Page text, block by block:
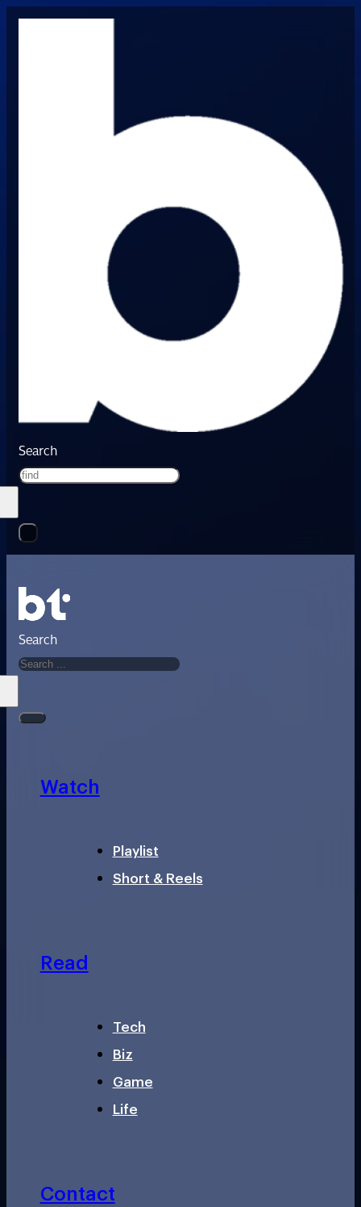
Search
Search
Watch
Playlist
Short & Reels
Read
Tech
Biz
Game
Life
Contact